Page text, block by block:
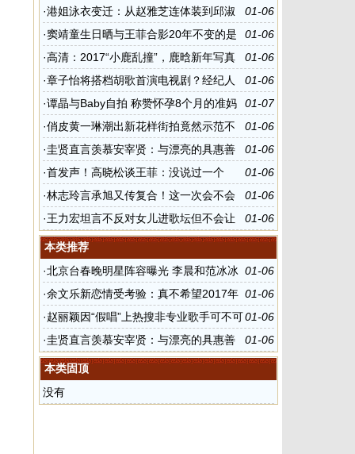
01-06
·港姐泳衣变迁：从赵雅芝连体装到邱淑
贞三点式
01-06
·窦靖童生日晒与王菲合影20年不变的是
妈妈的微笑(图)
01-06
·高清：2017“小鹿乱撞”，鹿晗新年写真
曝光
01-06
·章子怡将搭档胡歌首演电视剧？经纪人
未回应
01-07
·谭晶与Baby自拍 称赞怀孕8个月的准妈
妈好美
01-06
·俏皮黄一琳潮出新花样街拍竟然示范不
好好穿外套
01-06
·圭贤直言羡慕安宰贤：与漂亮的具惠善
结婚
01-06
·首发声！高晓松谈王菲：没说过一个
字，因为还没看
01-06
·林志玲言承旭又传复合！这一次会不会
成真？
01-06
·王力宏坦言不反对女儿进歌坛但不会让
其“靠爸”
本类推荐
01-06
·北京台春晚明星阵容曝光 李晨和范冰冰
登台演出
01-06
·余文乐新恋情受考验：真不希望2017年
会是这样的开始
01-06
·赵丽颖因“假唱”上热搜非专业歌手可不可
以录唱？
01-06
·圭贤直言羡慕安宰贤：与漂亮的具惠善
结婚
本类固顶
没有